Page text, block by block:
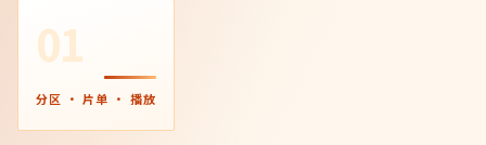
01
分区 · 片单 · 播放